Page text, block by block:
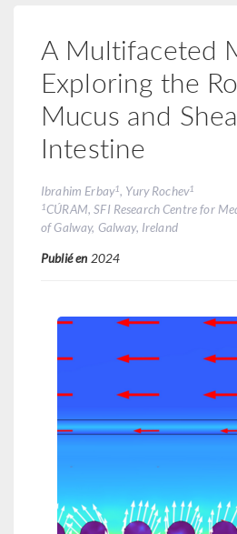
A Multifaceted
Exploring the
Mucus and
Intestine
Ibrahim Erbay1, Yury Rochev1
1CÚRAM, SFI Research Centre for
of Galway, Galway, Ireland
Publié en 2024